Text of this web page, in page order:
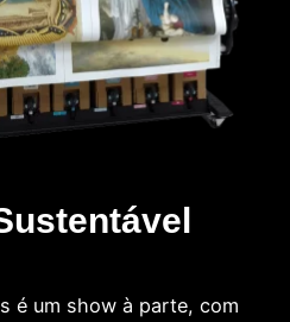
é um show à parte, com